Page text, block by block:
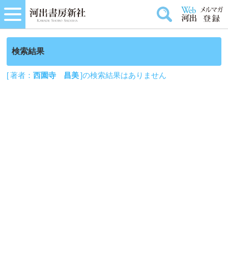
検索結果
[ 著者：西園寺 昌美]の検索結果はありません